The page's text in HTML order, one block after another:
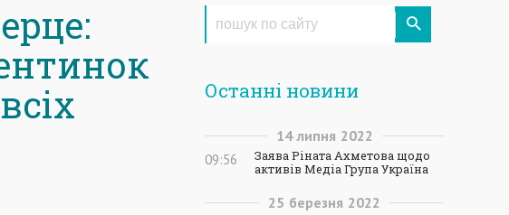
Останні новини
14 липня 2022
09:56
Заява Ріната Ахметова щодо
активів Медіа Група Україна
25 березня 2022